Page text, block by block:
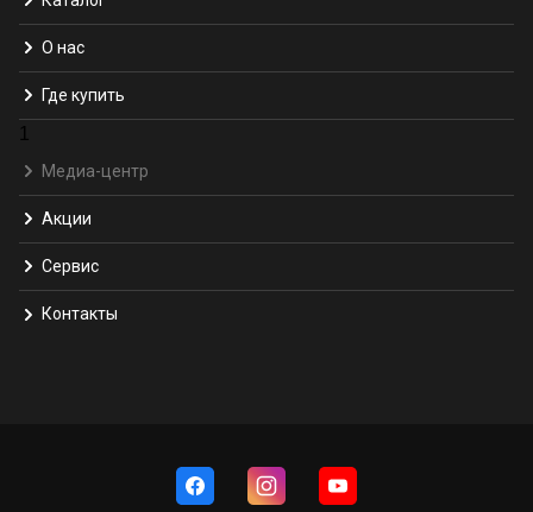
О нас
Где купить
1
Медиа-центр
Акции
Сервис
Контакты